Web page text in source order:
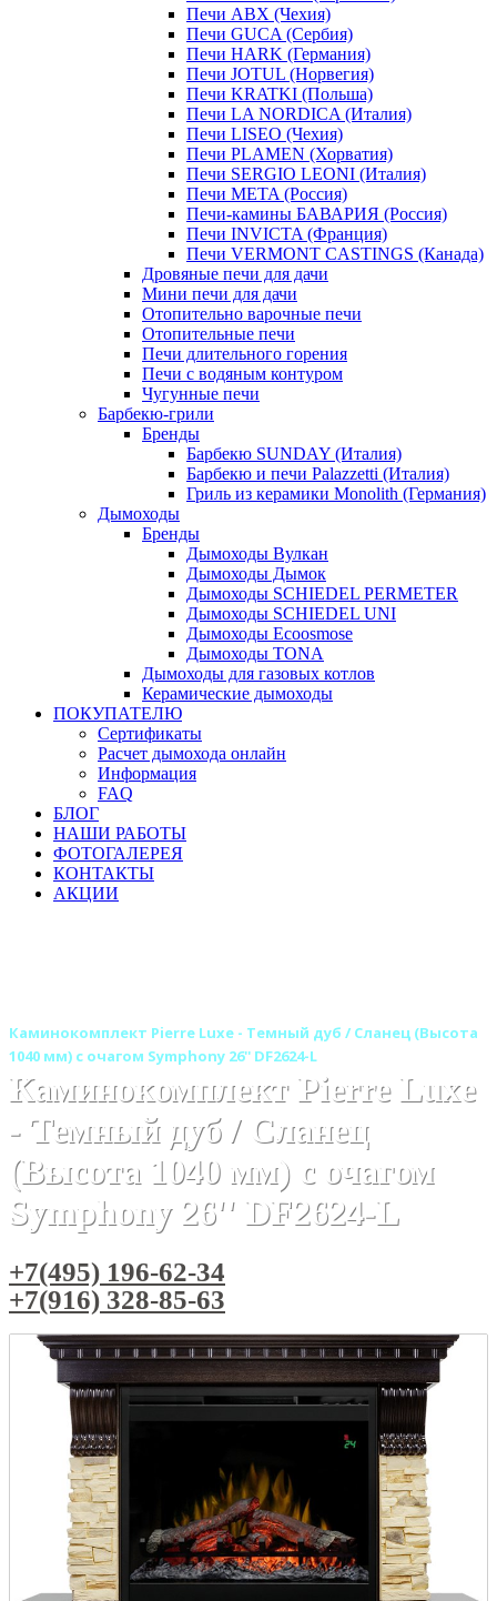
Печи ABX (Чехия)
Печи GUCA (Сербия)
Печи HARK (Германия)
Печи JOTUL (Норвегия)
Печи KRATKI (Польша)
Печи LA NORDICA (Италия)
Печи LISEO (Чехия)
Печи PLAMEN (Хорватия)
Печи SERGIO LEONI (Италия)
Печи META (Россия)
Печи-камины БАВАРИЯ (Россия)
Печи INVICTA (Франция)
Печи VERMONT CASTINGS (Канада)
Дровяные печи для дачи
Мини печи для дачи
Отопительно варочные печи
Отопительные печи
Печи длительного горения
Печи с водяным контуром
Чугунные печи
Барбекю-грили
Бренды
Барбекю SUNDAY (Италия)
Барбекю и печи Palazzetti (Италия)
Гриль из керамики Monolith (Германия)
Дымоходы
Бренды
Дымоходы Вулкан
Дымоходы Дымок
Дымоходы SCHIEDEL PERMETER
Дымоходы SCHIEDEL UNI
Дымоходы Ecoosmose
Дымоходы TONA
Дымоходы для газовых котлов
Керамические дымоходы
ПОКУПАТЕЛЮ
Сертификаты
Расчет дымохода онлайн
Информация
FAQ
БЛОГ
НАШИ РАБОТЫ
ФОТОГАЛЕРЕЯ
КОНТАКТЫ
АКЦИИ
Каминокомплект Pierre Luxe - Темный дуб / Сланец (Высота
1040 мм) с очагом Symphony 26'' DF2624-L
Каминокомплект Pierre Luxe
- Темный дуб / Сланец
(Высота 1040 мм) с очагом
Symphony 26'' DF2624-L
+7(495) 196-62-34
+7(916) 328-85-63